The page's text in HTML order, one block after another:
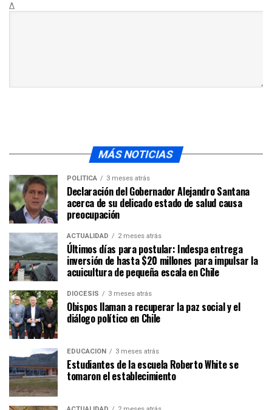
Δ
MÁS NOTICIAS
POLÍTICA 3 meses atrás
Declaración del Gobernador Alejandro Santana
acerca de su delicado estado de salud causa
preocupación
ACTUALIDAD 2 meses atrás
Últimos días para postular: Indespa entrega
inversión de hasta $20 millones para impulsar la
acuicultura de pequeña escala en Chile
DIÓCESIS 3 meses atrás
Obispos llaman a recuperar la paz social y el
diálogo político en Chile
EDUCACIÓN 3 meses atrás
Estudiantes de la escuela Roberto White se
tomaron el establecimiento